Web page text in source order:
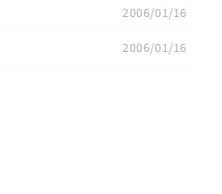
2006/01/16
2006/01/16